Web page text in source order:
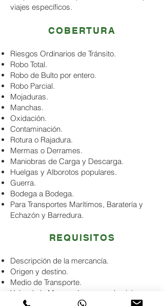
viajes específicos.
COBERTURA
Riesgos Ordinarios de Tránsito.
Robo Total.
Robo de Bulto por entero.
Robo Parcial.
Mojaduras.
Manchas.
Oxidación.
Contaminación.
Rotura o Rajadura.
Mermas o Derrames.
Maniobras de Carga y Descarga.
Huelgas y Alborotos populares.
Guerra.
Bodega a Bodega.
Para Transportes Marítimos, Baratería y
Echazón y Barredura.
REQUISITOS
Descripción de la mercancía.
Origen y destino.
Medio de Transporte.
Valor de la Mercancía en un solo viaje.
Tipo de Empaque.